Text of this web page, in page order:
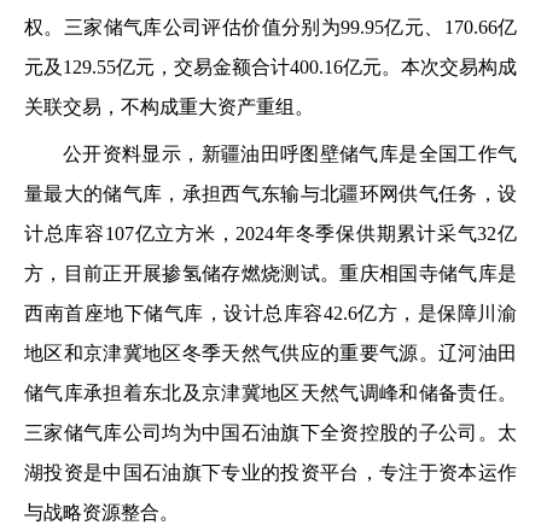
权。三家储气库公司评估价值分别为99.95亿元、170.66亿
元及129.55亿元，交易金额合计400.16亿元。本次交易构成
关联交易，不构成重大资产重组。
公开资料显示，新疆油田呼图壁储气库是全国工作气
量最大的储气库，承担西气东输与北疆环网供气任务，设
计总库容107亿立方米，2024年冬季保供期累计采气32亿
方，目前正开展掺氢储存燃烧测试。重庆相国寺储气库是
西南首座地下储气库，设计总库容42.6亿方，是保障川渝
地区和京津冀地区冬季天然气供应的重要气源。辽河油田
储气库承担着东北及京津冀地区天然气调峰和储备责任。
三家储气库公司均为中国石油旗下全资控股的子公司。太
湖投资是中国石油旗下专业的投资平台，专注于资本运作
与战略资源整合。